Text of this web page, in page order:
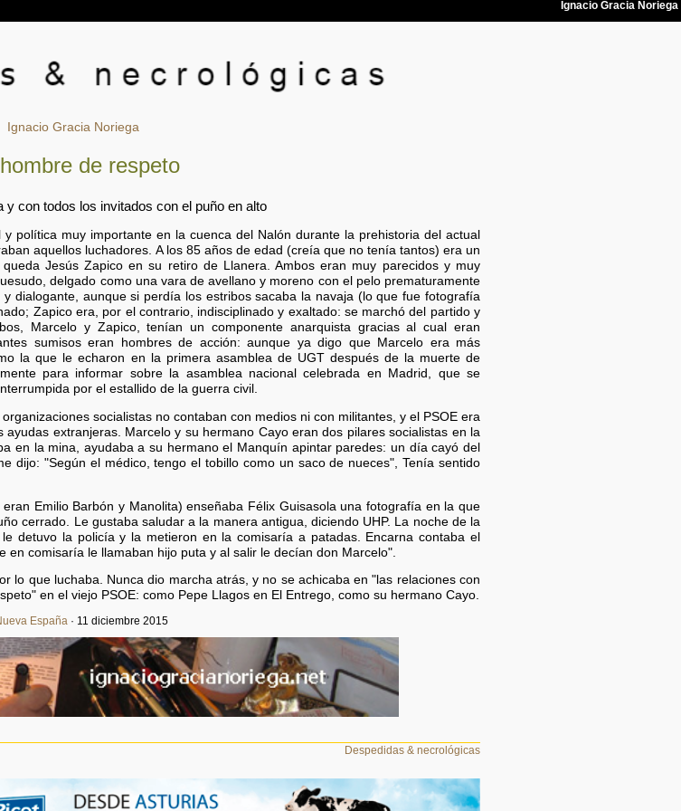
Ignacio Gracia Noriega
de respeto
y con todos los invitados con el puño en alto
política muy importante en la cuenca del Nalón durante la prehistoria del actual
aquellos luchadores. A los 85 años de edad (creía que no tenía tantos) era un
Jesús Zapico en su retiro de Llanera. Ambos eran muy parecidos y muy
delgado como una vara de avellano y moreno con el pelo prematuramente
dialogante, aunque si perdía los estribos sacaba la navaja (lo que fue fotografía
Zapico era, por el contrario, indisciplinado y exaltado: se marchó del partido y
Marcelo y Zapico, tenían un componente anarquista gracias al cual eran
sumisos eran hombres de acción: aunque ya digo que Marcelo era más
la que le echaron en la primera asamblea de UGT después de la muerte de
para informar sobre la asamblea nacional celebrada en Madrid, que se
por el estallido de la guerra civil.
socialistas no contaban con medios ni con militantes, y el PSOE era
extranjeras. Marcelo y su hermano Cayo eran dos pilares socialistas en la
en la mina, ayudaba a su hermano el Manquín apintar paredes: un día cayó del
dijo: "Según el médico, tengo el tobillo como un saco de nueces", Tenía sentido
Emilio Barbón y Manolita) enseñaba Félix Guisasola una fotografía en la que
cerrado. Le gustaba saludar a la manera antigua, diciendo UHP. La noche de la
detuvo la policía y la metieron en la comisaría a patadas. Encarna contaba el
comisaría le llamaban hijo puta y al salir le decían don Marcelo".
lo que luchaba. Nunca dio marcha atrás, y no se achicaba en "las relaciones con
en el viejo PSOE: como Pepe Llagos en El Entrego, como su hermano Cayo.
España · 11 diciembre 2015
Despedidas & necrológicas